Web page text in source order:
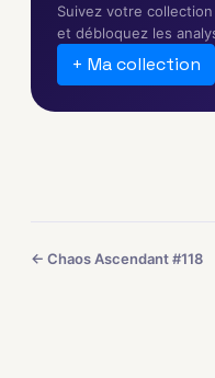
Suivez votre
et débloquez les
+ Ma collection
← Chaos Ascendant #118